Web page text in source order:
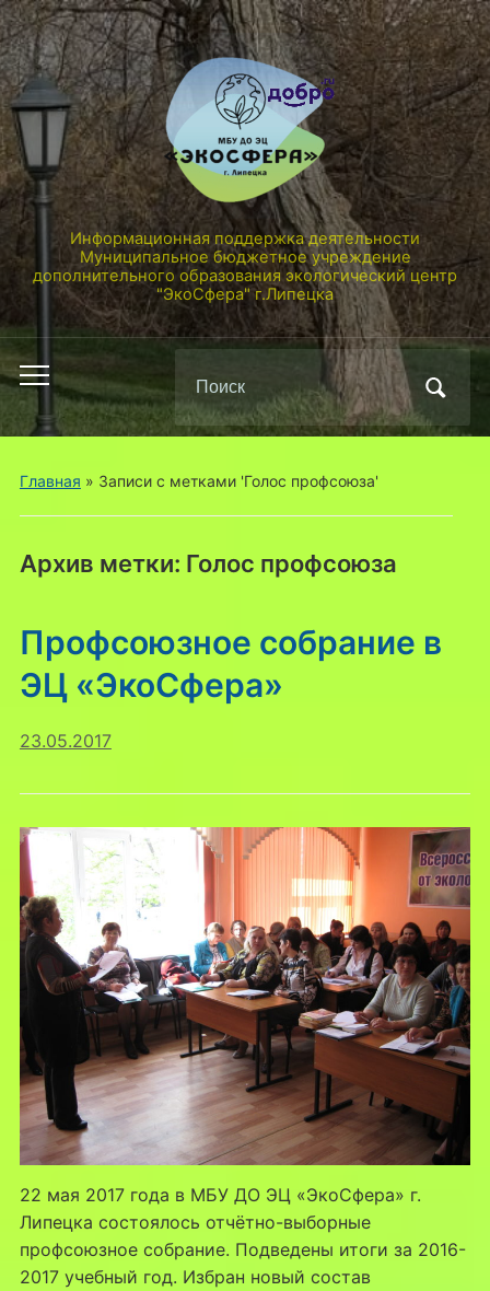
Информационная поддержка деятельности
Муниципальное бюджетное учреждение
дополнительного образования экологический центр
"ЭкоСфера" г.Липецка
Переключить
мобильное
меню
по:
Главная » Записи с метками 'Голос профсоюза'
Архив метки: Голос профсоюза
Профсоюзное собрание в
ЭЦ «ЭкоСфера»
23.05.2017
22 мая 2017 года в МБУ ДО ЭЦ «ЭкоСфера» г.
Липецка состоялось отчётно-выборные
профсоюзное собрание. Подведены итоги за 2016-
2017 учебный год. Избран новый состав